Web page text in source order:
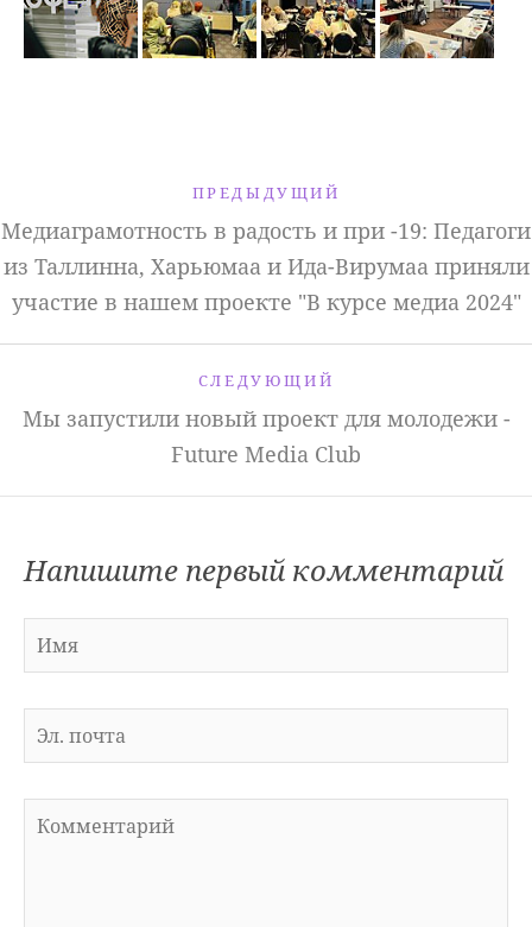
ПРЕДЫДУЩИЙ
Медиаграмотность в радость и при -19: Педагоги
из Таллинна, Харьюмаа и Ида-Вирумаа приняли
участие в нашем проекте "В курсе медиа 2024"
СЛЕДУЮЩИЙ
Мы запустили новый проект для молодежи -
Future Media Club
Напишите первый комментарий